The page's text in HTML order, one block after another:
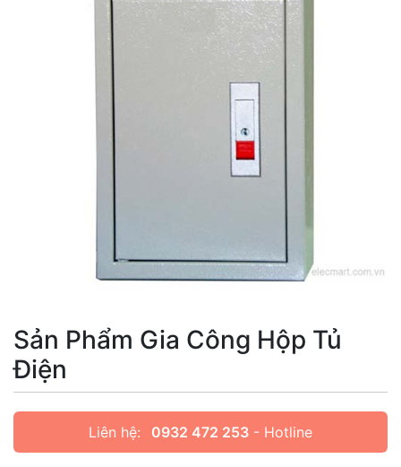
Sản Phẩm Gia Công Hộp Tủ
Điện
Liên hệ: 0932 472 253 - Hotline